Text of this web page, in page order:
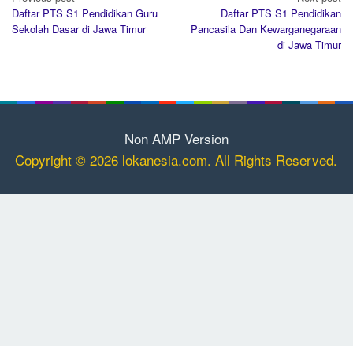
navigation
Daftar PTS S1 Pendidikan Guru
Sekolah Dasar di Jawa Timur
Daftar PTS S1 Pendidikan
Pancasila Dan Kewarganegaraan
di Jawa Timur
Non AMP Version
Copyright © 2026 lokanesia.com. All Rights Reserved.